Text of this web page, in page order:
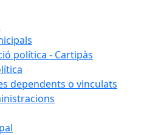
política - Cartipàs
dependents o vinculats